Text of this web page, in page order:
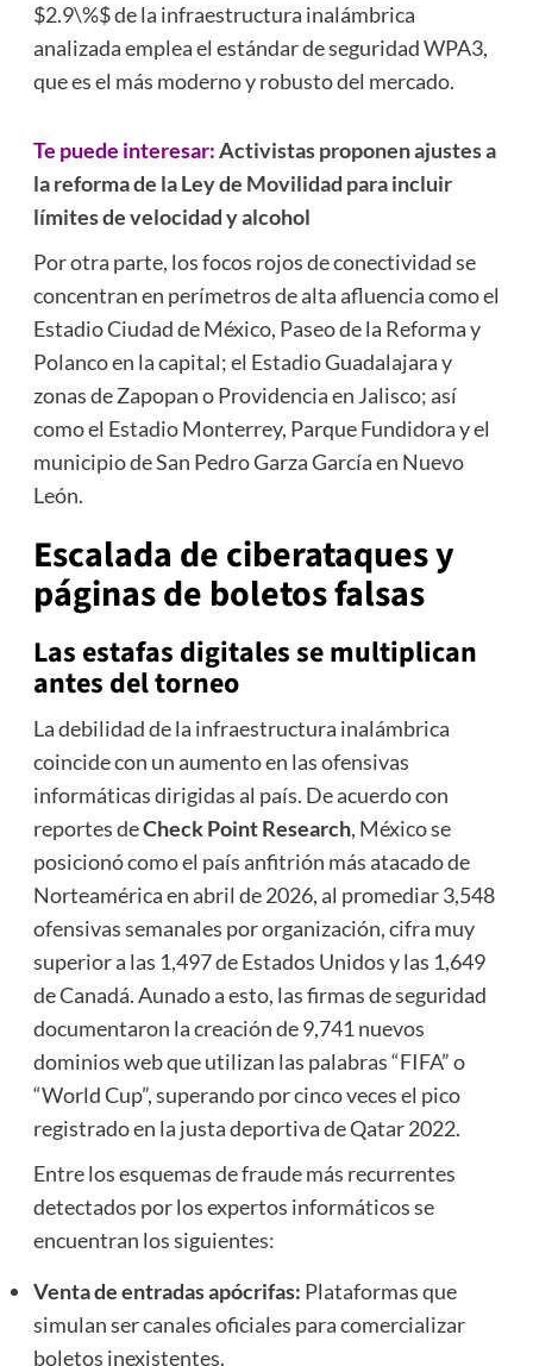
$2.9\%$de la infraestructura inalámbrica
analizada emplea el estándar de seguridad WPA3,
que es el más moderno y robusto del mercado.
Te puede interesar:Activistas proponen ajustes a
la reforma de la Ley de Movilidad para incluir
límites de velocidad y alcohol
Por otra parte, los focos rojos de conectividad se
concentran en perímetros de alta afluencia como el
Estadio Ciudad de México, Paseo de la Reforma y
Polanco en la capital; el Estadio Guadalajara y
zonas de Zapopan o Providencia en Jalisco; así
como el Estadio Monterrey, Parque Fundidora y el
municipio de San Pedro Garza García en Nuevo
León.
Escalada de ciberataques y
páginas de boletos falsas
Las estafas digitales se multiplican
antes del torneo
La debilidad de la infraestructura inalámbrica
coincide con un aumento en las ofensivas
informáticas dirigidas al país. De acuerdo con
reportes deCheck Point Research, México se
posicionó como el país anfitrión más atacado de
Norteamérica en abril de 2026, al promediar 3,548
ofensivas semanales por organización, cifra muy
superior a las 1,497 de Estados Unidos y las 1,649
de Canadá. Aunado a esto, las firmas de seguridad
documentaron la creación de 9,741 nuevos
dominios web que utilizan las palabras “FIFA” o
“World Cup”, superando por cinco veces el pico
registrado en la justa deportiva de Qatar 2022.
Entre los esquemas de fraude más recurrentes
detectados por los expertos informáticos se
encuentran los siguientes:
Venta de entradas apócrifas: Plataformas que
simulan ser canales oficiales para comercializar
boletos inexistentes.